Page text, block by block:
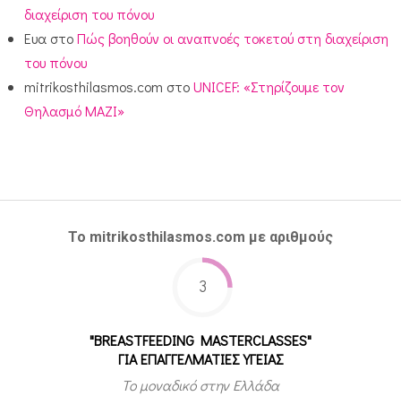
διαχείριση του πόνου
Ευα στοΠώς βοηθούν οι αναπνοές τοκετού στη διαχείριση
του πόνου
mitrikosthilasmos.com στοUNICEF: «Στηρίζουμε τον
Θηλασμό ΜΑΖΙ»
Το mitrikosthilasmos.com με αριθμούς
3
"BREASTFEEDING MASTERCLASSES"
ΓΙΑ ΕΠΑΓΓΕΛΜΑΤΙΕΣ ΥΓΕΙΑΣ
Το μοναδικό στην Ελλάδα